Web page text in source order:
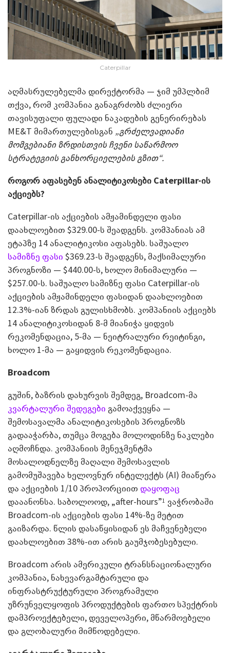
Caterpillar
აღმასრულებელმა დირექტორმა — ჯიმ უმპლბიმ
თქვა, რომ კომპანია განაგრძობს ძლიერი
თავისუფალი ფულადი ნაკადების გენერირებას
ME&T მიმართულებისგან „გრძელვადიანი
მომგებიანი ზრდისთვის ჩვენი საწარმოო
სტრატეგიის განხორციელების გზით“.
როგორ აფასებენ ანალიტიკოსები Caterpillar-ის
აქციებს?
Caterpillar-ის აქციების ამჟამინდელი ფასი
დაახლოებით $329.00-ს შეადგენს. კომპანიას ამ
ეტაპზე 14 ანალიტიკოსი აფასებს. საშუალო
სამიზნე ფასი $369.23-ს შეადგენს, მაქსიმალური
პროგნოზი — $440.00-ს, ხოლო მინიმალური —
$257.00-ს. საშუალო სამიზნე ფასი Caterpillar-ის
აქციების ამჟამინდელი ფასიდან დაახლოებით
12.3%-იან ზრდას გულისხმობს. კომპანიის აქციებს
14 ანალიტიკოსიდან 8-მ მიანიჭა ყიდვის
რეკომენდაცია, 5-მა — ნეიტრალური რეიტინგი,
ხოლო 1-მა — გაყიდვის რეკომენდაცია.
Broadcom
გუშინ, ბაზრის დახურვის შემდეგ, Broadcom-მა
კვარტალური შედეგები გამოაქვეყნა —
შემოსავალმა ანალიტიკოსების პროგნოზს
გადააჭარბა, თუმცა მოგება მოლოდინზე ნაკლები
აღმოჩნდა. კომპანიის მენეჯმენტმა
მოსალოდნელზე მაღალი შემოსავლის
გამომუშავება ხელოვნურ ინტელექტს (AI) მიაწერა
და აქციების 1/10 პროპორციით დაყოფაც
დააანონსა. საბოლოოდ, „after-hours”1 ვაჭრობაში
Broadcom-ის აქციების ფასი 14%-ზე მეტით
გაიზარდა. წლის დასაწყისიდან ეს მაჩვენებელი
დაახლოებით 38%-ით არის გაუმჯობესებული.
Broadcom არის ამერიკული ტრანსნაციონალური
კომპანია, ნახევარგამტარული და
ინფრასტრუქტურული პროგრამული
უზრუნველყოფის პროდუქტების ფართო სპექტრის
დამპროექტებელი, დეველოპერი, მწარმოებელი
და გლობალური მიმწოდებელი.